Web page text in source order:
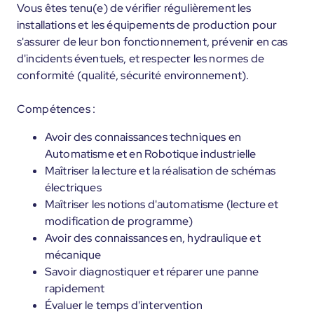
Vous êtes tenu(e) de vérifier régulièrement les
installations et les équipements de production pour
s'assurer de leur bon fonctionnement, prévenir en cas
d'incidents éventuels, et respecter les normes de
conformité (qualité, sécurité environnement).
Compétences :
Avoir des connaissances techniques en
Automatisme et en Robotique industrielle
Maîtriser la lecture et la réalisation de schémas
électriques
Maîtriser les notions d'automatisme (lecture et
modification de programme)
Avoir des connaissances en, hydraulique et
mécanique
Savoir diagnostiquer et réparer une panne
rapidement
Évaluer le temps d'intervention